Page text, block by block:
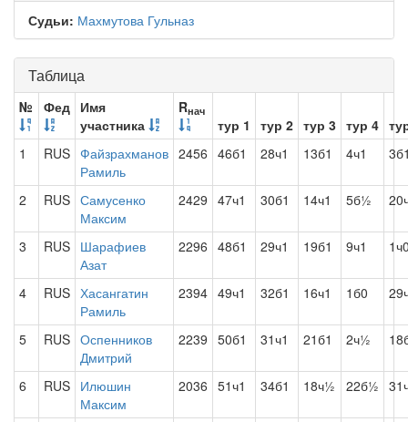
Судьи: Махмутова Гульназ
Таблица
№ Фед Имя
участника
Rнач
тур 1 тур 2 тур 3 тур 4
1
RUS Файзрахманов
Рамиль
2456 46б1 28ч1 13б1 4ч1
2 RUS Самусенко
Максим
2429 47ч1 30б1 14ч1 5б½
3 RUS Шарафиев
Азат
2296 48б1 29ч1 19б1 9ч1
4 RUS Хасангатин
Рамиль
2394 49ч1 32б1 16ч1 1б0
5 RUS Оспенников
Дмитрий
2239 50б1 31ч1 21б1 2ч½
6 RUS Илюшин
Максим
2036 51ч1 34б1 18ч½ 22б½